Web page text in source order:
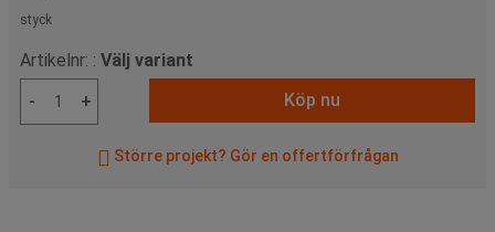
styck
Artikelnr: : Välj variant
-
+ Köp nu
Större projekt? Gör en offertförfrågan